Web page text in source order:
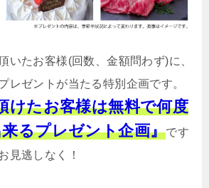
いたお客様(回数、金額問わず)に、
レゼントが当たる特別企画です。
けたお客様は無料で何度
るプレゼント企画』です
見逃しなく！